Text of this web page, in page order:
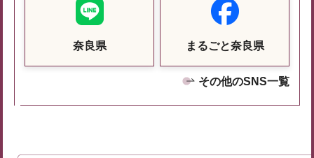
奈良県 まるごと奈良県
その他のSNS一覧